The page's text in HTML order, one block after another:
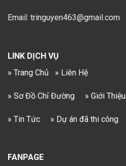
Email: tringuyen463@gmail.com
LINK DỊCH VỤ
» Trang Chủ
» Liên Hệ
» Sơ Đồ Chỉ Đường » Giới Thiệu
» Tin Tức » Dự án đã thi công
FANPAGE